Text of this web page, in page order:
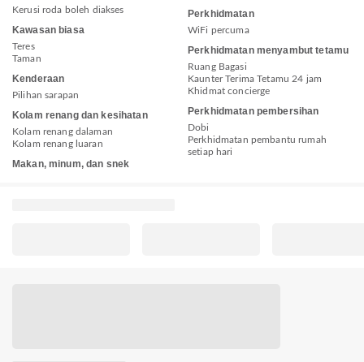
Kerusi roda boleh diakses
Kawasan biasa
Teres
Taman
Kenderaan
Pilihan sarapan
Kolam renang dan kesihatan
Kolam renang dalaman
Kolam renang luaran
Makan, minum, dan snek
Perkhidmatan
WiFi percuma
Perkhidmatan menyambut tetamu
Ruang Bagasi
Kaunter Terima Tetamu 24 jam
Khidmat concierge
Perkhidmatan pembersihan
Dobi
Perkhidmatan pembantu rumah
setiap hari